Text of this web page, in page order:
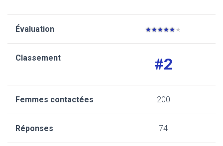
★★★★★★
#2
200
74